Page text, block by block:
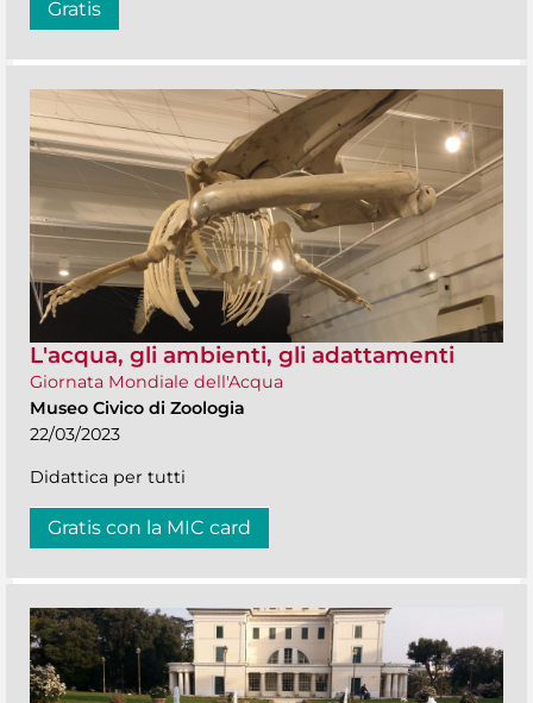
Gratis
L'acqua, gli ambienti, gli adattamenti
Giornata Mondiale dell'Acqua
Museo Civico di Zoologia
22/03/2023
Didattica per tutti
Gratis con la MIC card